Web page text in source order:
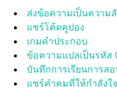
ส่งข้อความเป็นความ
แชร์โค้ดคูปอง
เกมคำประกอบ
ข้อความแปลเป็นรหัส
บันทึกการเรียนการส
แชร์คำคมที่ให้กำลังใจ